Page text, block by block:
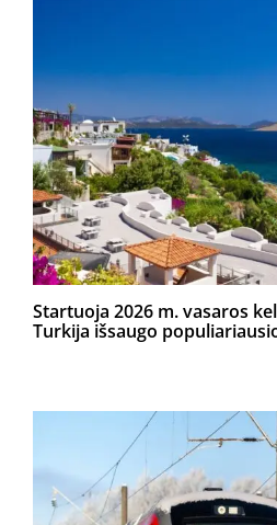
Startuoja 2026 m. vasaros
Turkija išsaugo